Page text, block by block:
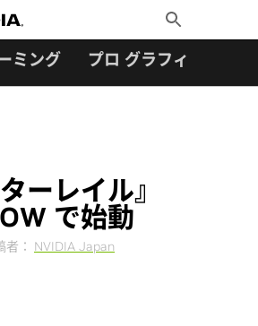
Toggle
Search
ミング プロ グラフィックス
ーレイル』
で始動
者： NVIDIA Japan